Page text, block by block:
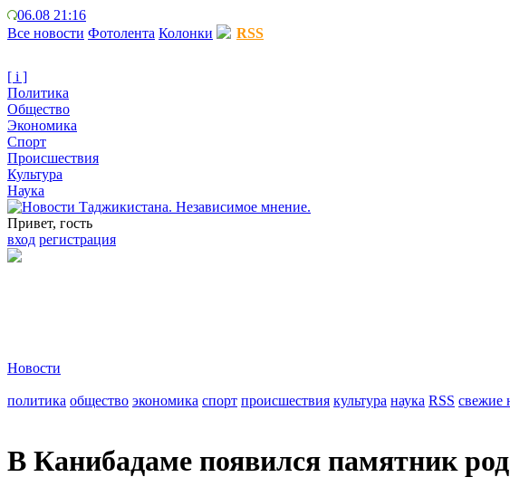
06.08 21:16
Все новости Фотолента Колонки RSS
[ i ]
Политика
Общество
Экономика
Спорт
Происшествия
Культура
Наука
Привет, гость
вход регистрация
Новости
политика общество экономика спорт происшествия культура наука RSS свежие
В Канибадаме появился памятник